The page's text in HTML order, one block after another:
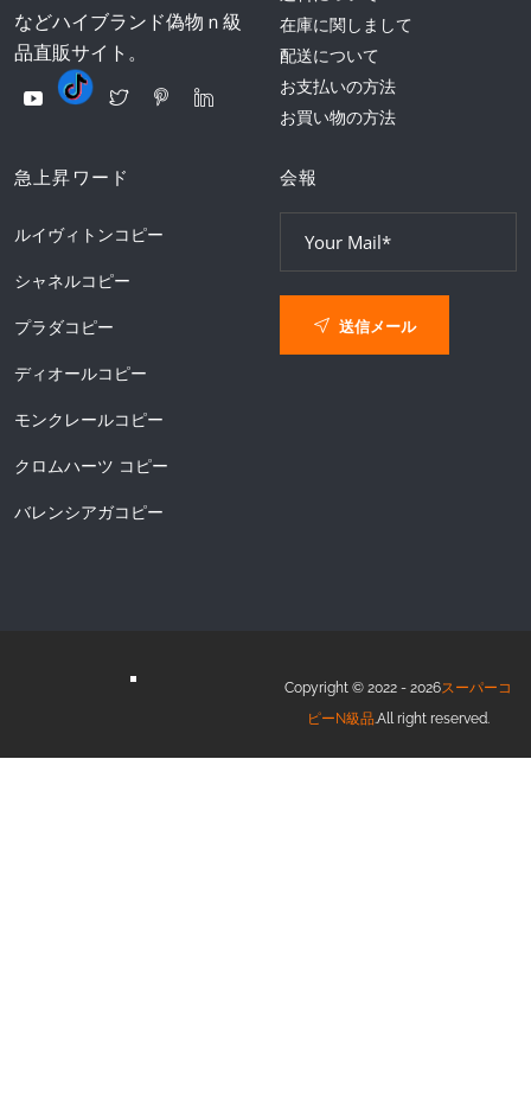
などハイブランド偽物ｎ級
品直販サイト。
在庫に関しまして
配送について
お支払いの方法
お買い物の方法
急上昇ワード
ルイヴィトンコピー
シャネルコピー
プラダコピー
ディオールコピー
モンクレールコピー
クロムハーツ コピー
バレンシアガコピー
会報
送信メール
Copyright © 2022 - 2026スーパーコ
ピーN級品.All right reserved.